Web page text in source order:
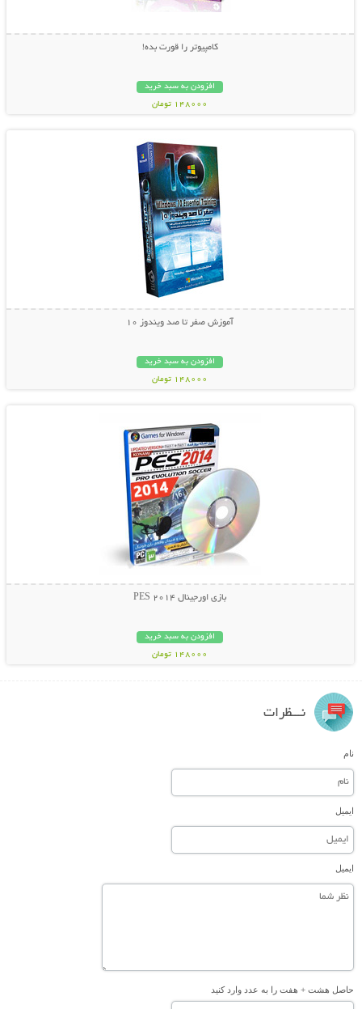
کامپیوتر را قورت بده!
افزودن به سبد خرید
148000 تومان
نمایش توضیحات بیشتر
آموزش صفر تا صد ویندوز 10
افزودن به سبد خرید
148000 تومان
نمایش توضیحات بیشتر
بازی اورجینال PES 2014
افزودن به سبد خرید
148000 تومان
نـــظرات
نام
ایمیل
ایمیل
حاصل هشت + هفت را به عدد وارد کنید